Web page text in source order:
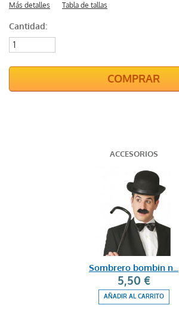
Más detalles Tabla de tallas
Cantidad:
COMPRAR
ACCESORIOS
Sombrero bombin n...
5,50 €
AÑADIR AL CARRITO